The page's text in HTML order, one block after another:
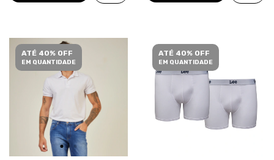
ATÉ 40% OFF
EM QUANTIDADE
ATÉ 40% OFF
EM QUANTIDADE